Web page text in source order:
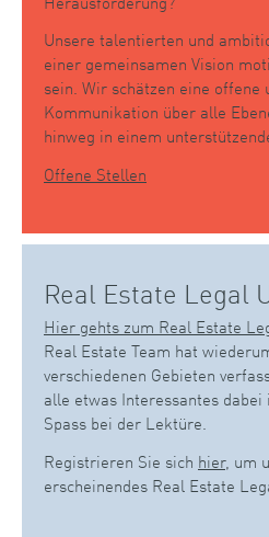
Unsere talentierten und
einer gemeinsamen Vision
sein. Wir schätzen eine offene
Kommunikation über alle
hinweg in einem
Offene Stellen
Real Estate Legal
Hier gehts zum Real Estate
Real Estate Team hat
verschiedenen Gebieten
alle etwas Interessantes
Spass bei der Lektüre.
Registrieren Sie sich hier, um
erscheinendes Real Estate